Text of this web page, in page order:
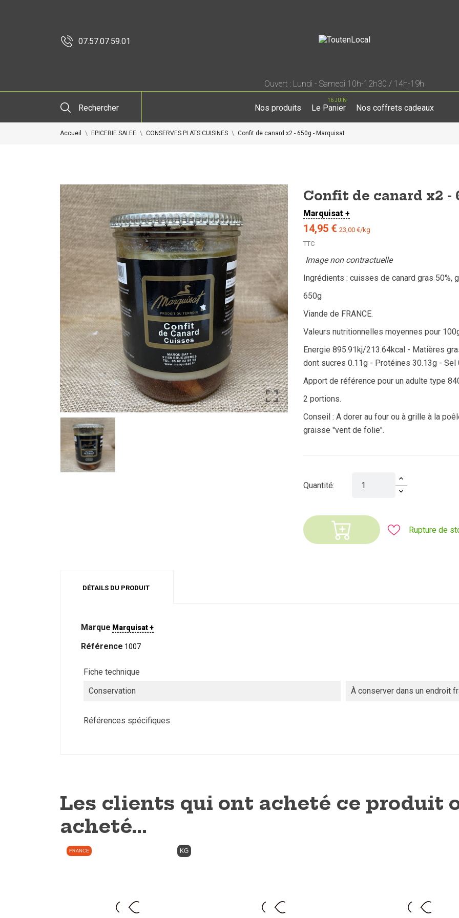
07.57.07.59.01
Ouvert : Lundi - Samedi 10h-12h30 / 14h-19h
Rechercher Nos produits Le Panier
16 JUIN
Nos coffrets cadeaux
Accueil EPICERIE SALEE CONSERVES PLATS CUISINES Confit de canard x2 - 650g - Marquisat
Confit de canard x2 -
Marquisat +
14,95 € 23,00 €/kg
TTC
Image non contractuelle
Ingrédients : cuisses de canard gras 50%,
650g
Viande de FRANCE.
Valeurs nutritionnelles moyennes pour
Energie 895.91kj/213.64kcal - Matières
dont sucres 0.11g - Protéines 30.13g - Sel
Apport de référence pour un adulte type
2 portions.
Conseil : A dorer au four ou à grille à la
graisse "vent de folie".
Quantité:
Rupture de
DÉTAILS DU PRODUIT
Marque Marquisat +
Référence 1007
Fiche technique
Conservation
À conserver dans un endroit
Références spécifiques
Les clients qui ont acheté ce produit
acheté...
FRANCE KG